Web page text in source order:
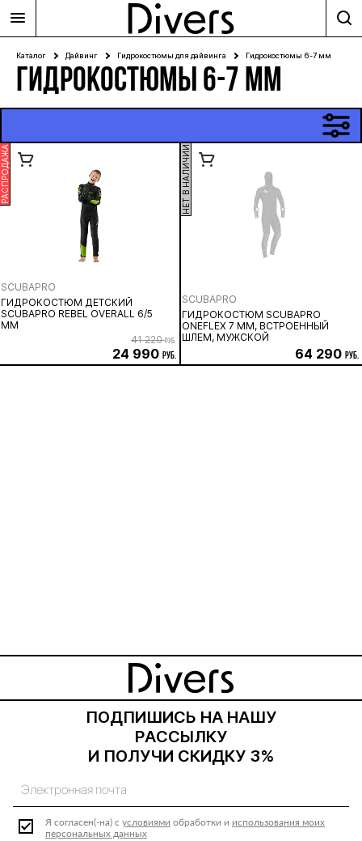
ГИДРОКОСТЮМЫ 6-7 ММ
Каталог Дайвинг Гидрокостюмы для дайвинга Гидрокостюмы 6-7 мм
РАСПРОДАЖА
SCUBAPRO
ГИДРОКОСТЮМ ДЕТСКИЙ
SCUBAPRO REBEL OVERALL 6/5
ММ
41 220руб.
24 990 руб.
НЕТ В НАЛИЧИИ
SCUBAPRO
ГИДРОКОСТЮМ SCUBAPRO
ONEFLEX 7 ММ, ВСТРОЕННЫЙ
ШЛЕМ, МУЖСКОЙ
64 290 руб.
ПОДПИШИСЬ НА НАШУ
РАССЫЛКУ
И ПОЛУЧИ СКИДКУ 3%
Я согласен(-на) с условиями обработки и использования моих
персональных данных